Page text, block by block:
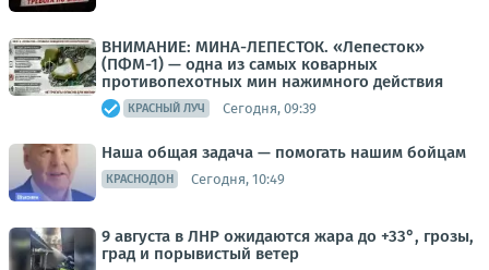
ВНИМАНИЕ: МИНА-ЛЕПЕСТОК. «Лепесток»
(ПФМ-1) — одна из самых коварных
противопехотных мин нажимного действия
КРАСНЫЙ ЛУЧ Сегодня, 09:39
Наша общая задача — помогать нашим бойцам
КРАСНОДОН Сегодня, 10:49
9 августа в ЛНР ожидаются жара до +33°, грозы,
град и порывистый ветер